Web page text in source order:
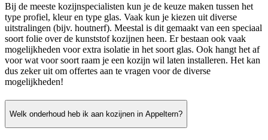
Bij de meeste kozijnspecialisten kun je de keuze maken tussen het
type profiel, kleur en type glas. Vaak kun je kiezen uit diverse
uitstralingen (bijv. houtnerf). Meestal is dit gemaakt van een speciaal
soort folie over de kunststof kozijnen heen. Er bestaan ook vaak
mogelijkheden voor extra isolatie in het soort glas. Ook hangt het af
voor wat voor soort raam je een kozijn wil laten installeren. Het kan
dus zeker uit om offertes aan te vragen voor de diverse
mogelijkheden!
Welk onderhoud heb ik aan kozijnen in Appeltern?